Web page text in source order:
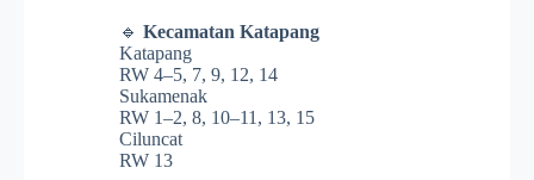
🔹 Kecamatan Katapang
Katapang
RW 4–5, 7, 9, 12, 14
Sukamenak
RW 1–2, 8, 10–11, 13, 15
Ciluncat
RW 13